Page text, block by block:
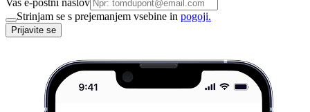
Strinjam se s prejemanjem vsebine in pogoji.
Prijavite se